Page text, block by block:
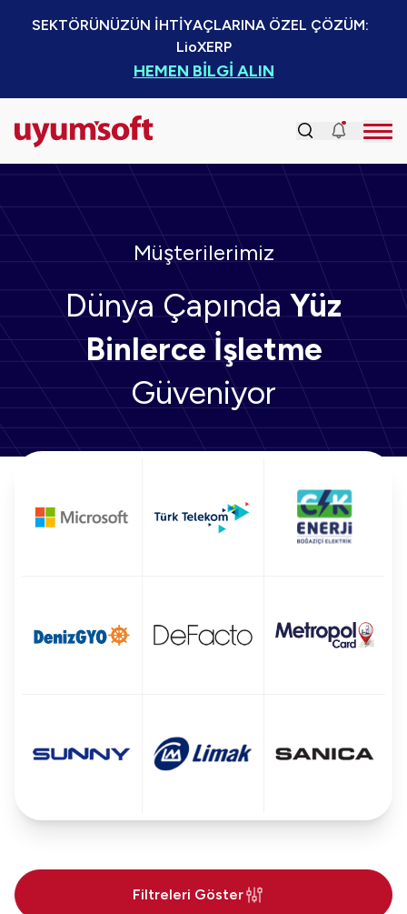
SEKTÖRÜNÜZÜN İHTİYAÇLARINA ÖZEL ÇÖZÜM:
LioXERP
HEMEN BİLGİ ALIN
Müşterilerimiz
Dünya Çapında Yüz
Binlerce İşletme
Güveniyor
Filtreleri Göster